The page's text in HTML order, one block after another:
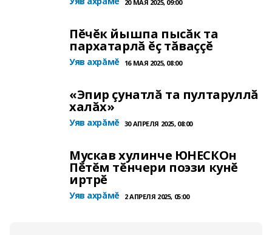
20 МАЯ 2025, 09:00
Пĕчĕк йышпа пысăк та
пархатарлă ĕç тăваççĕ
Уяв ахрăмĕ 16 МАЯ 2025, 08:00
«Эпир çунатлă та пултаруллă
халăх»
Уяв ахрăмĕ 30 АПРЕЛЯ 2025, 08:00
Мускав хулинче ЮНЕСКОн
Пĕтĕм тĕнчери поэзи кунĕ
иртрĕ
Уяв ахрăмĕ 2 АПРЕЛЯ 2025, 05:00